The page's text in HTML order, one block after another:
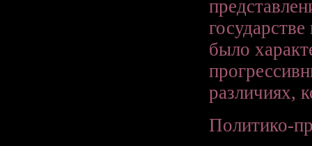
было
различиях,
Политико-